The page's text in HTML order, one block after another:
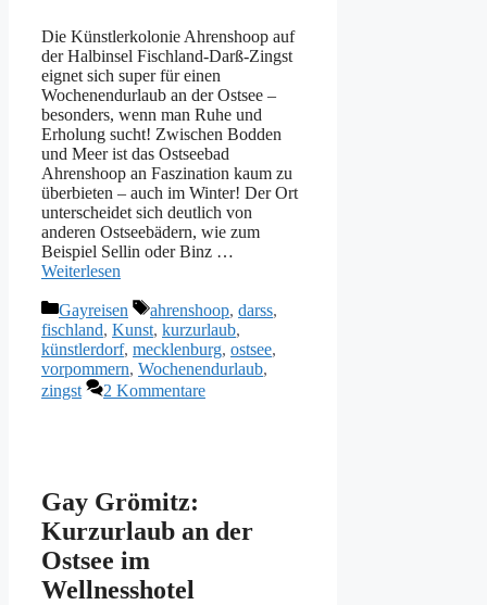
Die Künstlerkolonie Ahrenshoop auf
der Halbinsel Fischland-Darß-Zingst
eignet sich super für einen
Wochenendurlaub an der Ostsee –
besonders, wenn man Ruhe und
Erholung sucht! Zwischen Bodden
und Meer ist das Ostseebad
Ahrenshoop an Faszination kaum zu
überbieten – auch im Winter! Der Ort
unterscheidet sich deutlich von
anderen Ostseebädern, wie zum
Beispiel Sellin oder Binz …
Weiterlesen
Kategorien
Gayreisen Schlagwörter
ahrenshoop, darss,
fischland, Kunst, kurzurlaub,
künstlerdorf, mecklenburg, ostsee,
vorpommern, Wochenendurlaub,
zingst
2 Kommentare
Gay Grömitz:
Kurzurlaub an der
Ostsee im
Wellnesshotel